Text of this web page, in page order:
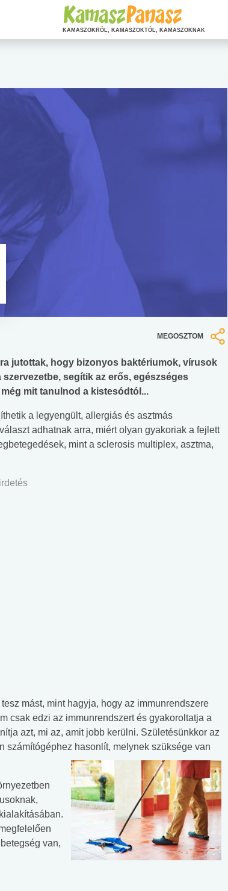
MEGOSZTOM
jutottak, hogy bizonyos baktériumok, vírusok
segítik az erős, egészséges
mit tanulnod a kistesódtól...
a legyengült, allergiás és asztmás
adhatnak arra, miért olyan gyakoriak a fejlett
mint a sclerosis multiplex, asztma,
mást, mint hagyja, hogy az immunrendszere
csak edzi az immunrendszert és gyakoroltatja a
azt, mi az, amit jobb kerülni. Születésünkkor az
számítógéphez hasonlít, melynek szüksége van
van,
KAMASZOKRÓL, KAMASZOKTÓL, KAMASZOKNAK